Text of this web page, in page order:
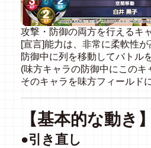
攻撃・防御の両方を行えるキ
[宣言]能力は、非常に柔軟性
防御中に列を移動してバトル
(味方キャラの防御中にこのキ
そのキャラを味方フィールド
【基本的な動き】
●引き直し